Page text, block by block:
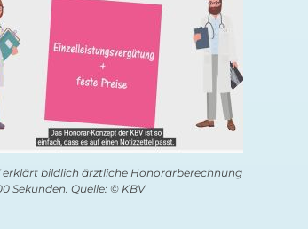
erklärt bildlich ärztliche Honorarberechnung
Sekunden. Quelle: © KBV